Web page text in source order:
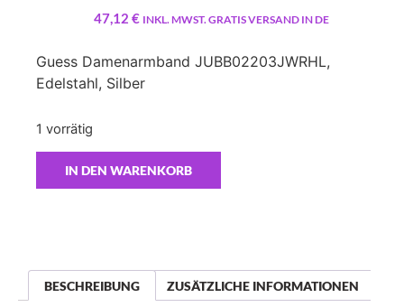
47,12 € INKL. MWST. GRATIS VERSAND IN DE
Guess Damenarmband JUBB02203JWRHL,
Edelstahl, Silber
1 vorrätig
IN DEN WARENKORB
BESCHREIBUNG ZUSÄTZLICHE INFORMATIONEN